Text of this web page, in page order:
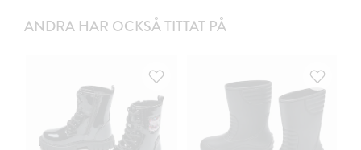
ANDRA HAR OCKSÅ TITTAT PÅ